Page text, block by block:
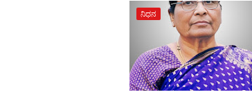
ನಿಧನ